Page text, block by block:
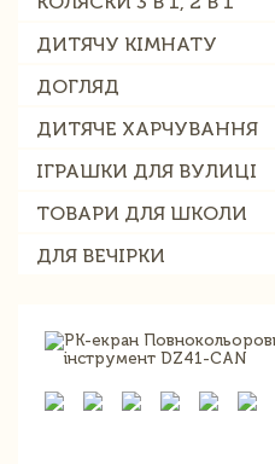
ДИТЯЧУ КІМНАТУ
ДОГЛЯД
ДИТЯЧЕ ХАРЧУВАННЯ
ІГРАШКИ ДЛЯ ВУЛИЦІ
ТОВАРИ ДЛЯ ШКОЛИ
ДЛЯ ВЕЧІРКИ